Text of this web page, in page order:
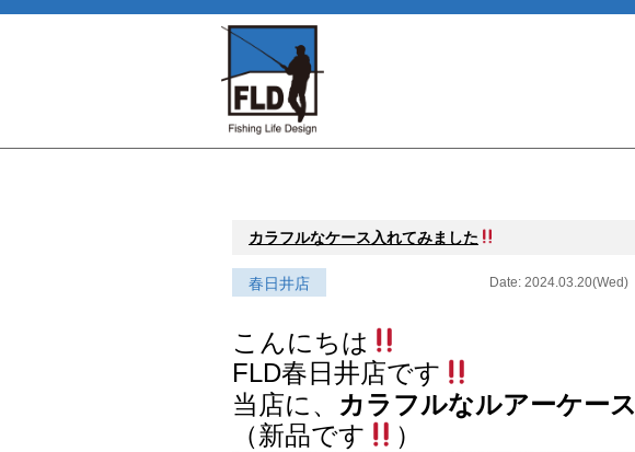
カラフルなケース入れてみました
春日井店 Date: 2024.03.20(Wed)
こんにちは
FLD春日井店です
当店に、
カラフルなルアーケース
（新品です
）